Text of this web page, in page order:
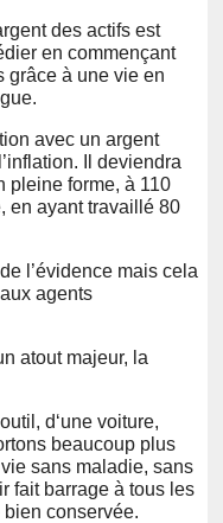
des actifs est
en commençant
grâce à une vie en
avec un argent
Il deviendra
pleine forme, à 110
en ayant travaillé 80
l’évidence mais cela
agents
atout majeur, la
d‘une voiture,
beaucoup plus
sans maladie, sans
fait barrage à tous les
conservée.